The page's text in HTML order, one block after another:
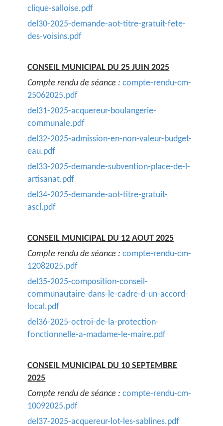
clique-salloise.pdf
del30-2025-demande-aot-titre-gratuit-fete-
des-voisins.pdf
CONSEIL MUNICIPAL DU 25 JUIN 2025
Compte rendu de séance :compte-rendu-cm-
25062025.pdf
del31-2025-acquereur-boulangerie-
communale.pdf
del32-2025-admission-en-non-valeur-budget-
eau.pdf
del33-2025-demande-subvention-place-de-l-
artisanat.pdf
del34-2025-demande-aot-titre-gratuit-
ascl.pdf
CONSEIL MUNICIPAL DU 12 AOUT 2025
Compte rendu de séance :compte-rendu-cm-
12082025.pdf
del35-2025-composition-conseil-
communautaire-dans-le-cadre-d-un-accord-
local.pdf
del36-2025-octroi-de-la-protection-
fonctionnelle-a-madame-le-maire.pdf
CONSEIL MUNICIPAL DU 10 SEPTEMBRE
2025
Compte rendu de séance :compte-rendu-cm-
10092025.pdf
del37-2025-acquereur-lot-les-sablines.pdf